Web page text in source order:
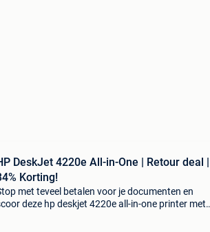
DeskJet 4220e All-in-One | Retour deal |
Korting!
met teveel betalen voor je documenten en
deze hp deskjet 4220e all-in-one printer met